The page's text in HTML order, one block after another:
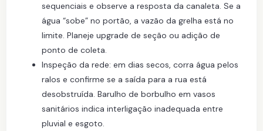
sequenciais e observe a resposta da canaleta. Se a
água “sobe” no portão, a vazão da grelha está no
limite. Planeje upgrade de seção ou adição de
ponto de coleta.
Inspeção da rede: em dias secos, corra água pelos
ralos e confirme se a saída para a rua está
desobstruída. Barulho de borbulho em vasos
sanitários indica interligação inadequada entre
pluvial e esgoto.